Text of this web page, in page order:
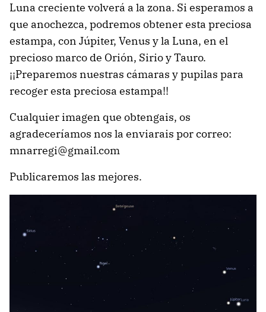
Luna creciente volverá a la zona. Si esperamos a
que anochezca, podremos obtener esta preciosa
estampa, con Júpiter, Venus y la Luna, en el
precioso marco de Orión, Sirio y Tauro.
¡¡Preparemos nuestras cámaras y pupilas para
recoger esta preciosa estampa!!
Cualquier imagen que obtengais, os
agradeceríamos nos la enviarais por correo:
mnarregi@gmail.com
Publicaremos las mejores.